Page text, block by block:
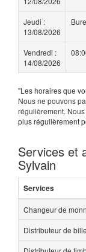
Jeudi :
13/08/2026
Vendredi :
14/08/2026
"Les horaires que
Nous ne pouvons
régulièrement.
plus régulièrement
Services et
Sylvain
Services
Changeur de
Distributeur de